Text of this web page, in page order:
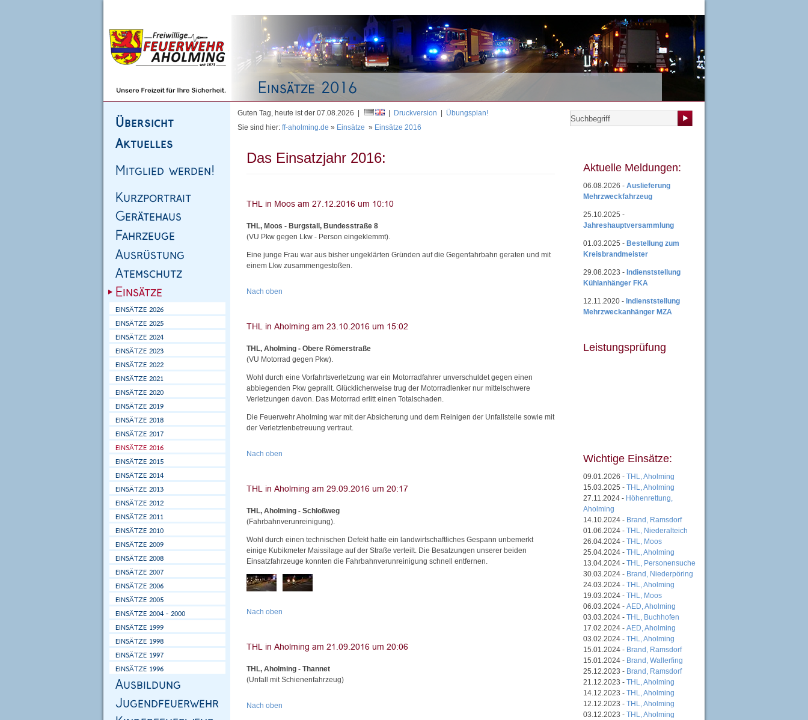
Guten Tag, heute ist der 07.08.2026 | Druckversion
Übungsplan!
Sie sind hier: ff-aholming.de » Einsätze » Einsätze 2016
Das Einsatzjahr 2016:
THL, Moos - Burgstall, Bundesstraße 8
(VU Pkw gegen Lkw - Person eingeklemmt).
Eine junge Frau war aus bisher ungeklärten Gründen auf die Gegenfahrbahn geraten und mit
einem Lkw zusammengestoßen.
Nach oben
THL, Aholming - Obere Römerstraße
(VU Motorrad gegen Pkw).
Wohl durch eine Vorfahrtsverletzung war ein Motorradfahrer unverschuldet gegen einen
abbiegenden Pkw geprallt. Glücklicherweise trug der Motorradlenker nur mittelschwere
Verletzungen davon. Das Motorrad erlitt einen Totalschaden.
Die Feuerwehr Aholming war mit der Absicherung und dem Reinigen der Unfallstelle sowie mit
der Verletztenbetreuung vertraut.
Nach oben
THL, Aholming - Schloßweg
(Fahrbahnverunreinigung).
Wohl durch einen technischen Defekt hatte ein landwirtschaftliches Gespann unbemerkt
einige Kubikmeter Maissilage auf der Straße verteilt. Die Besatzungen unserer beiden
Einsatzfahrzeuge konnten die Fahrbahnverunreinigung schnell entfernen.
Nach oben
THL, Aholming - Thannet
(Unfall mit Schienenfahrzeug)
Nach oben
Aktuelle Meldungen:
06.08.2026 - Auslieferung
Mehrzweckfahrzeug
25.10.2025 -
Jahreshauptversammlung
01.03.2025 - Bestellung zum
Kreisbrandmeister
29.08.2023 - Indienststellung
Kühlanhänger FKA
12.11.2020 - Indienststellung
Mehrzweckanhänger MZA
Leistungsprüfung
Wichtige Einsätze:
09.01.2026 - THL, Aholming
15.03.2025 - THL, Aholming
27.11.2024 - Höhenrettung,
Aholming
14.10.2024 - Brand, Ramsdorf
01.06.2024 - THL, Niederalteich
26.04.2024 - THL, Moos
25.04.2024 - THL, Aholming
13.04.2024 - THL, Personensuche
30.03.2024 - Brand, Niederpöring
24.03.2024 - THL, Aholming
19.03.2024 - THL, Moos
06.03.2024 - AED, Aholming
03.03.2024 - THL, Buchhofen
17.02.2024 - AED, Aholming
03.02.2024 - THL, Aholming
15.01.2024 - Brand, Ramsdorf
15.01.2024 - Brand, Wallerfing
25.12.2023 - Brand, Ramsdorf
21.12.2023 - THL, Aholming
14.12.2023 - THL, Aholming
12.12.2023 - THL, Aholming
03.12.2023 - THL, Aholming